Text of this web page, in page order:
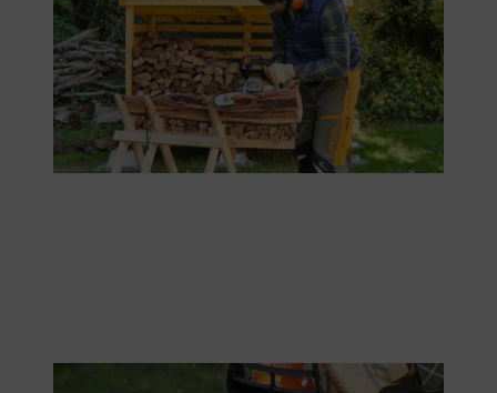
Fachgerecht wird ein Holzscheit nach dem anderen zersägt.